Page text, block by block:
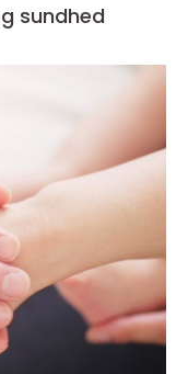
sundhed